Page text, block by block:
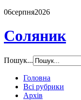
06серпня2026
Соляник
Пошук...
Головна
Всі рубрики
Архів